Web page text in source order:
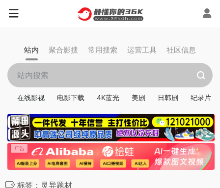
站内 聚合影搜 常用搜索 运营工具 社区信息
在线影视 电影下载 4K蓝光 美剧 日韩剧 纪录片
标签：灵异题材